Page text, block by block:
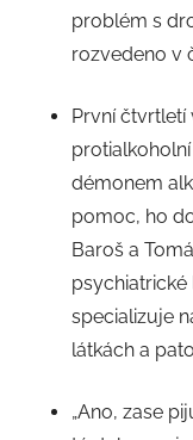
problém s
rozvedeno v
První čtvrtletí
démonem
pomoc, ho
Baroš a
psychiatrické
specializuje
látkách a
„Ano, zase